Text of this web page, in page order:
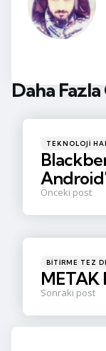
Daha
Post
navigation
Posted
in
TEKNOLOJI
Önceki post
Posted
in
BITIRME TEZ
METAK
Sonraki post